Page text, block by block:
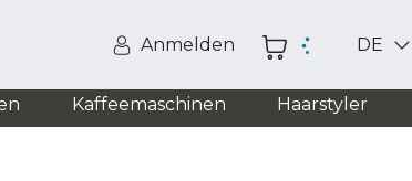
Anmelden DE
Kaffeemaschinen Haarstyler